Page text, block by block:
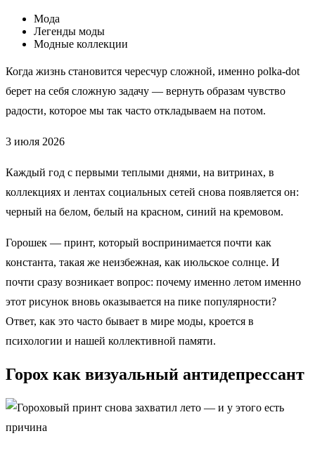
Мода
Легенды моды
Модные коллекции
Когда жизнь становится чересчур сложной, именно polka-dot
берет на себя сложную задачу — вернуть образам чувство
радости, которое мы так часто откладываем на потом.
3 июля 2026
Каждый год с первыми теплыми днями, на витринах, в
коллекциях и лентах социальных сетей снова появляется он:
черный на белом, белый на красном, синий на кремовом.
Горошек — принт, который воспринимается почти как
константа, такая же неизбежная, как июльское солнце. И
почти сразу возникает вопрос: почему именно летом именно
этот рисунок вновь оказывается на пике популярности?
Ответ, как это часто бывает в мире моды, кроется в
психологии и нашей коллективной памяти.
Горох как визуальный антидепрессант